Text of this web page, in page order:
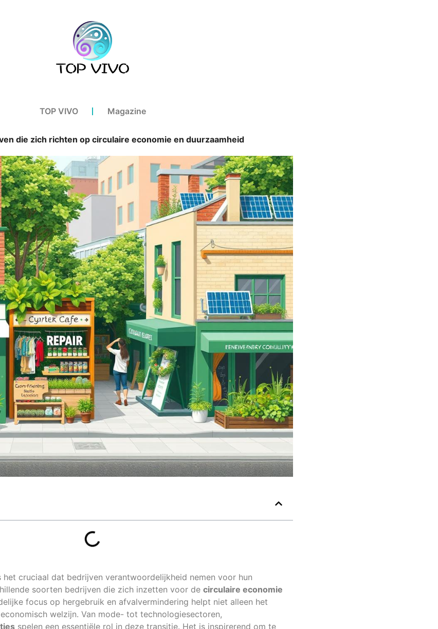
TOP VIVO Magazine
die zich richten op circulaire economie en duurzaamheid
het cruciaal dat bedrijven verantwoordelijkheid nemen voor hun
soorten bedrijven die zich inzetten voor de circulaire economie
focus op hergebruik en afvalvermindering helpt niet alleen het
welzijn. Van mode- tot technologiesectoren,
spelen een essentiële rol in deze transitie. Het is inspirerend om te